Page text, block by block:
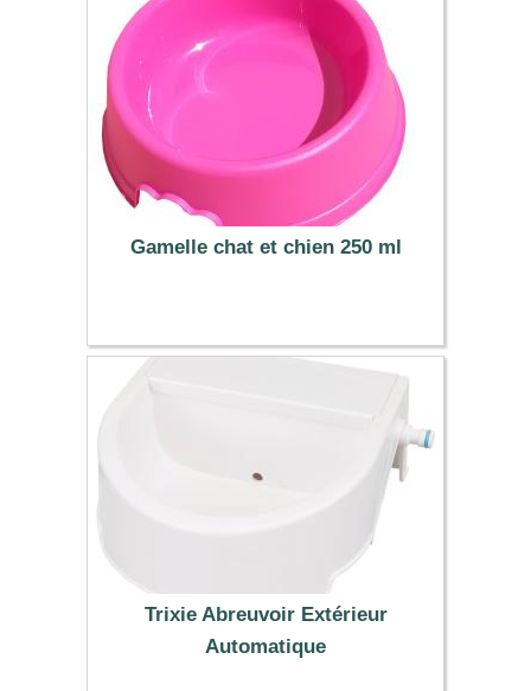
Gamelle chat et chien 250 ml
1.49 €
Trixie Abreuvoir Extérieur
Automatique